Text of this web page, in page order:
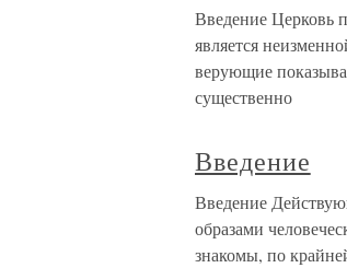
Введение Церковь
является
верующие
существенно
Введение
Введение
образами
знакомы, по